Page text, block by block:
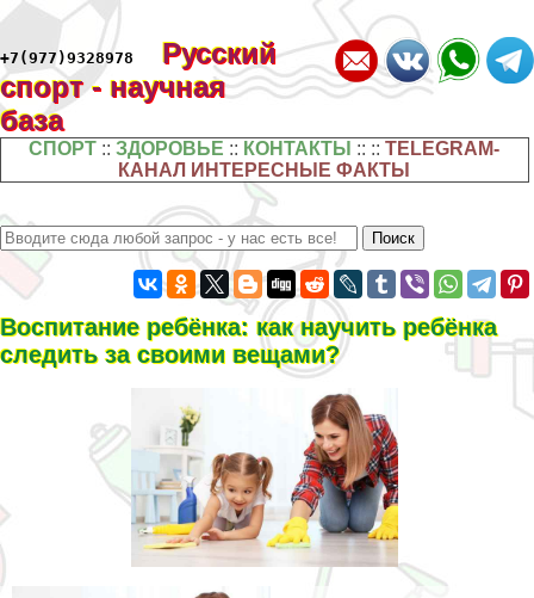
+7(977)9328978
Русский
спорт - научная
база
СПОРТ ::ЗДОРОВЬЕ :: КОНТАКТЫ :: ::TELEGRAM-
КАНАЛ ИНТЕРЕСНЫЕ ФАКТЫ
Воспитание ребёнка: как научить ребёнка
следить за своими вещами?